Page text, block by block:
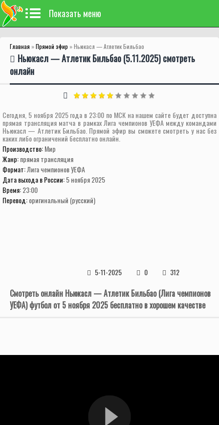
Показать меню
Главная »Прямой эфир » Ньюкасл — Атлетик Бильбао
Ньюкасл — Атлетик Бильбао (5.11.2025) смотреть
онлайн
Сегодня, 5 ноября 2025 года в 23:00 по МСК на нашем сайте будет доступна
прямая трансляция матча в рамках Лига чемпионов УЕФА между командами
Ньюкасл — Атлетик Бильбао. Прямой эфир вы сможете смотреть у нас без
каких либо ограничений бесплатно онлайн.
Производство:Мир
Жанр:прямая трансляция
Формат:Лига чемпионов УЕФА
Дата выхода в России:5 ноября 2025
Время:23:00
Перевод:оригинальный (русский)
5-11-2025 0 312
Смотреть онлайн Ньюкасл — Атлетик Бильбао (Лига чемпионов
УЕФА) футбол от 5 ноября 2025 бесплатно в хорошем качестве